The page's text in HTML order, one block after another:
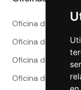
Oficina de
Oficina de
Oficina de Cambio
Oficina de